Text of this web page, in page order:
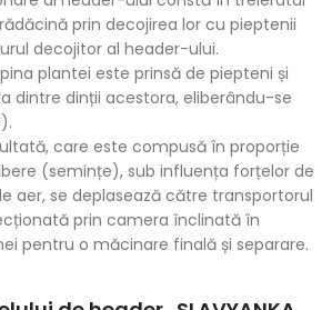
prin decojirea lor cu pieptenii
decojitor al header-ului.
plantei este prinsă de piepteni și
dintre dinții acestora, eliberându-se
care este compusă în proporție
(semințe), sub influența forțelor de
aer, se deplasează către transportorul
prin camera înclinată în
pentru o măcinare finală și separare.